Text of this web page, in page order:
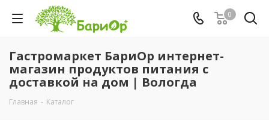
0
Гастромаркет БариОр интернет-
магазин продуктов питания с
доставкой на дом | Вологда
Главная - Каталог